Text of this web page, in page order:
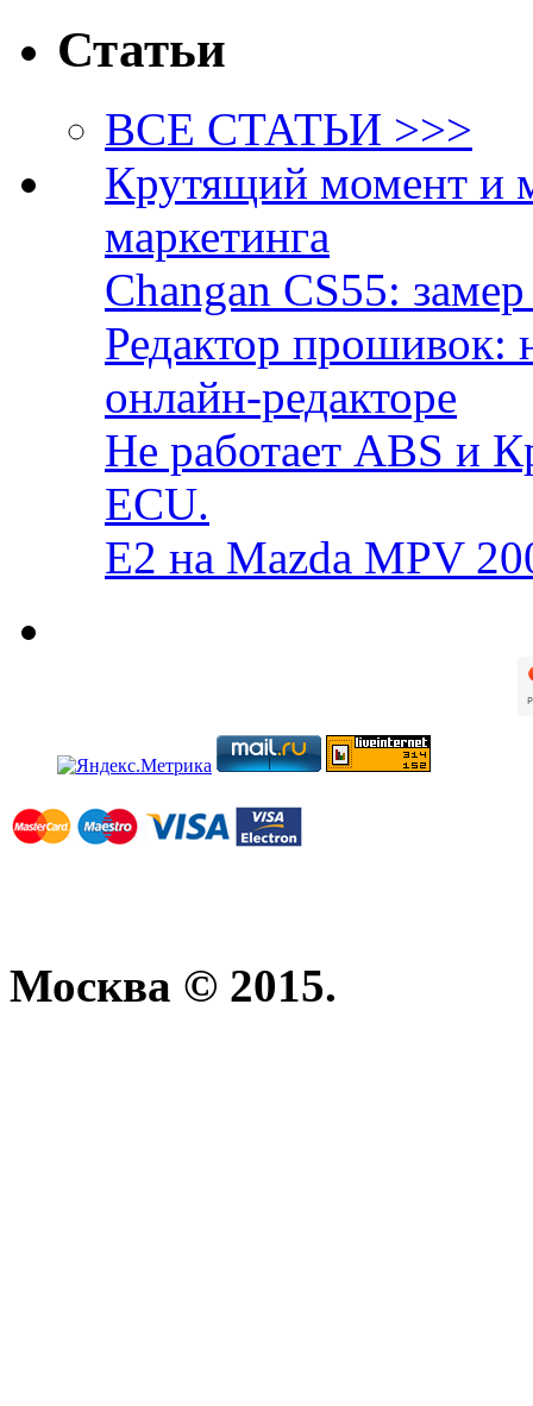
Статьи
ВСЕ СТАТЬИ >>>
Крутящий момент и
маркетинга
Changan CS55:
Редактор прошивок:
онлайн-редакторе
Не работает ABS и
ECU.
E2 на Mazda MPV
Москва © 2015.